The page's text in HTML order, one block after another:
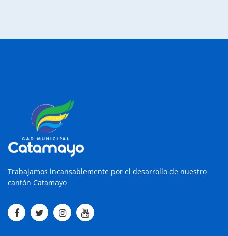
Trabajamos incansablemente por el desarrollo de nuestro
cantón Catamayo